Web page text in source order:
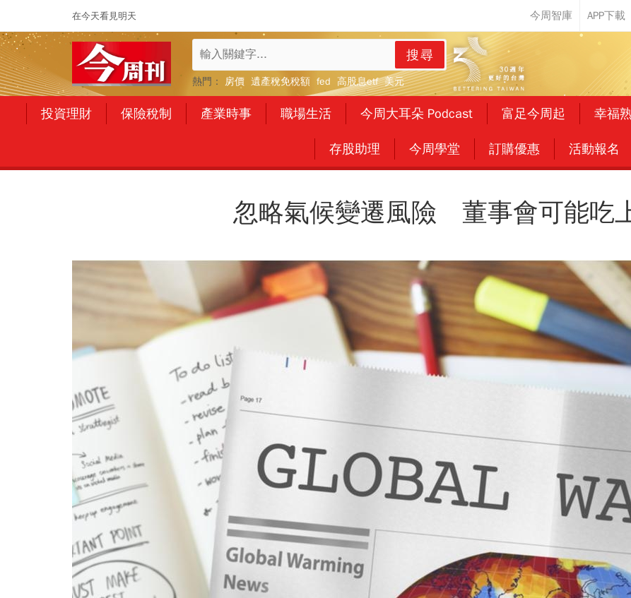
在今天看見明天
搜尋
熱門： 房價 遺產稅免稅額 fed 高股息etf 美元
投資理財 保險稅制 產業時事 職場生活 今周大耳朵 Podcast 富足今周起 幸福
存股助理 今周學堂 訂購優惠 活動報名
忽略氣候變遷風險 董事會可能吃